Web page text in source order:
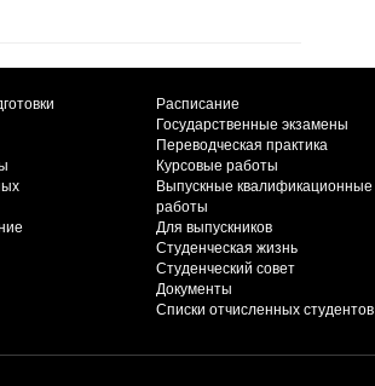
Расписание
Государственные экзамены
Переводческая практика
Курсовые работы
Выпускные квалификационные
работы
Для выпускников
Студенческая жизнь
Студенческий совет
Документы
Списки отчисленных студентов